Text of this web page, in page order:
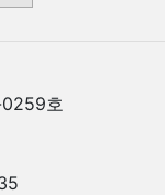
호